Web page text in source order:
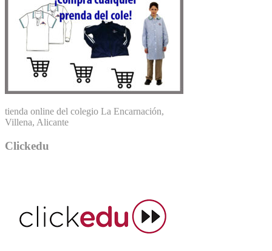
tienda online del colegio La Encarnación,
Villena, Alicante
Clickedu